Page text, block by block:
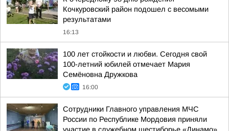
Кочкуровский район подошел с весомыми
результатами
16:13
100 лет стойкости и любви. Сегодня свой
100-летний юбилей отмечает Мария
Семёновна Дружкова
16:00
Сотрудники Главного управления МЧС
России по Республике Мордовия приняли